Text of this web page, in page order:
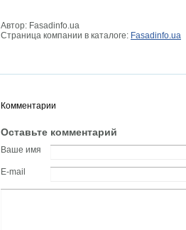
Автор: Fasadinfo.ua
Страница компании в каталоге: Fasadinfo.ua
Комментарии
Оставьте комментарий
Ваше имя
E-mail